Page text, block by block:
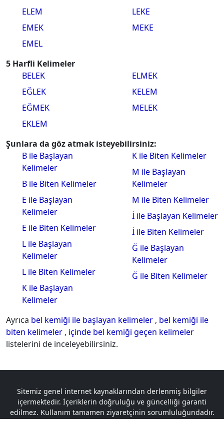
ELEM
EMEK
EMEL
LEKE
MEKE
5 Harfli Kelimeler
BELEK
EĞLEK
EĞMEK
EKLEM
ELMEK
KELEM
MELEK
Şunlara da göz atmak isteyebilirsiniz:
B ile Başlayan
Kelimeler
B ile Biten Kelimeler
E ile Başlayan
Kelimeler
E ile Biten Kelimeler
L ile Başlayan
Kelimeler
L ile Biten Kelimeler
K ile Başlayan
Kelimeler
K ile Biten Kelimeler
M ile Başlayan
Kelimeler
M ile Biten Kelimeler
İ ile Başlayan Kelimeler
İ ile Biten Kelimeler
Ğ ile Başlayan
Kelimeler
Ğ ile Biten Kelimeler
Ayrıca bel kemiği ile başlayan kelimeler , bel kemiği ile
biten kelimeler , içinde bel kemiği geçen kelimeler
listelerini de inceleyebilirsiniz.
Sitemiz genel internet kaynaklarından derlenmiş bilgiler
içermektedir. İçeriklerin doğruluğu ve güncelliği garanti
edilmez. Kullanım tamamen ziyaretçinin sorumluluğundadır.